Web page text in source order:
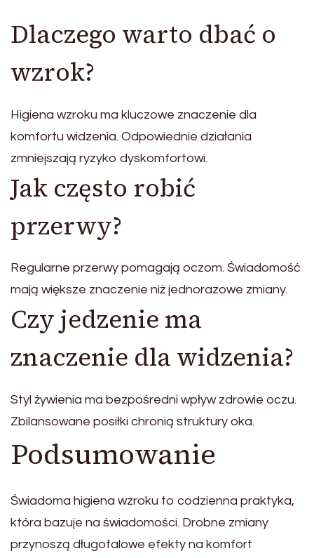
Dlaczego warto dbać o
wzrok?
Higiena wzroku ma kluczowe znaczenie dla
komfortu widzenia. Odpowiednie działania
zmniejszają ryzyko dyskomfortowi.
Jak często robić
przerwy?
Regularne przerwy pomagają oczom. Świadomość
mają większe znaczenie niż jednorazowe zmiany.
Czy jedzenie ma
znaczenie dla widzenia?
Styl żywienia ma bezpośredni wpływ zdrowie oczu.
Zbilansowane posiłki chronią struktury oka.
Podsumowanie
Świadoma higiena wzroku to codzienna praktyka,
która bazuje na świadomości. Drobne zmiany
przynoszą długofalowe efekty na komfort